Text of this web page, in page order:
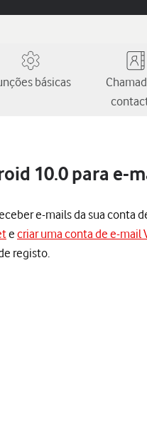
básicas
10.0 para e-
e-mails da sua conta
ecriar uma conta de e-mail
registo.